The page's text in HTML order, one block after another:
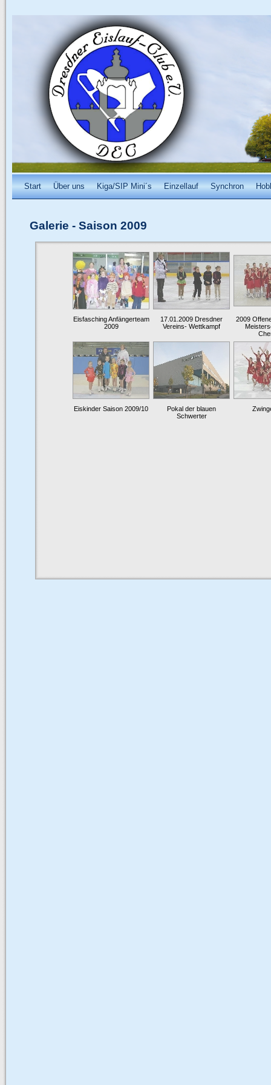
Start Über uns Kiga/SIP Mini´s Einzellauf Synchron
Galerie - Saison 2009
Eisfasching Anfängerteam
2009
17.01.2009 Dresdner
Vereins- Wettkampf
2009
Eiskinder Saison 2009/10
Pokal der blauen
Schwerter